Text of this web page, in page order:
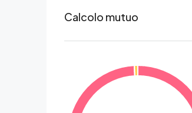
Calcolo mutuo